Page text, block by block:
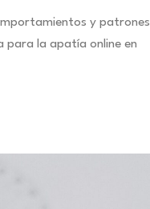
y patrones
para la apatía online en